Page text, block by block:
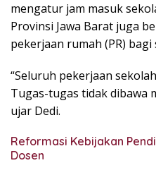
mengatur jam masuk
Provinsi Jawa Barat juga
pekerjaan rumah (PR) bagi
“Seluruh pekerjaan
Tugas-tugas tidak dibawa
ujar Dedi.
Reformasi Kebijakan
Dosen